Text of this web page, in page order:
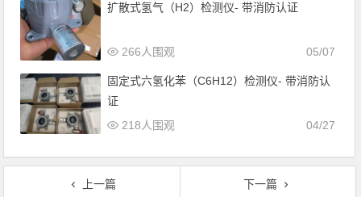
扩散式氢气（H2）检测仪- 带消防认证
05/07
266人围观
固定式六氢化苯（C6H12）检测仪- 带消防认
证
04/27
218人围观
上一篇
下一篇